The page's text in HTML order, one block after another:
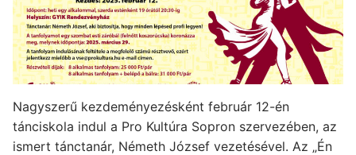
Nagyszerű kezdeményezésként február 12-én
tánciskola indul a Pro Kultúra Sopron szervezében, az
ismert tánctanár, Németh József vezetésével. Az „Én